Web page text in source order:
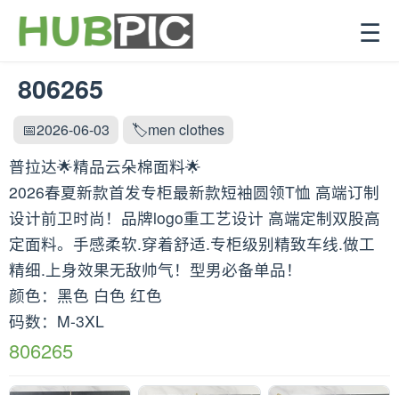
☰
806265
📅2026-06-03 🏷️men clothes
普拉达🌟精品云朵棉面料🌟
2026春夏新款首发专柜最新款短袖圆领T恤 高端订制
设计前卫时尚！品牌logo重工艺设计 高端定制双股高
定面料。手感柔软.穿着舒适.专柜级别精致车线.做工
精细.上身效果无敌帅气！型男必备单品！
颜色：黑色 白色 红色
码数：M-3XL
806265